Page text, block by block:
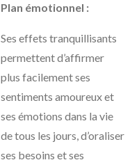
Plan émotionnel :
Ses effets tranquillisants
permettent d’affirmer
plus facilement ses
sentiments amoureux et
ses émotions dans la vie
de tous les jours, d’oraliser
ses besoins et ses